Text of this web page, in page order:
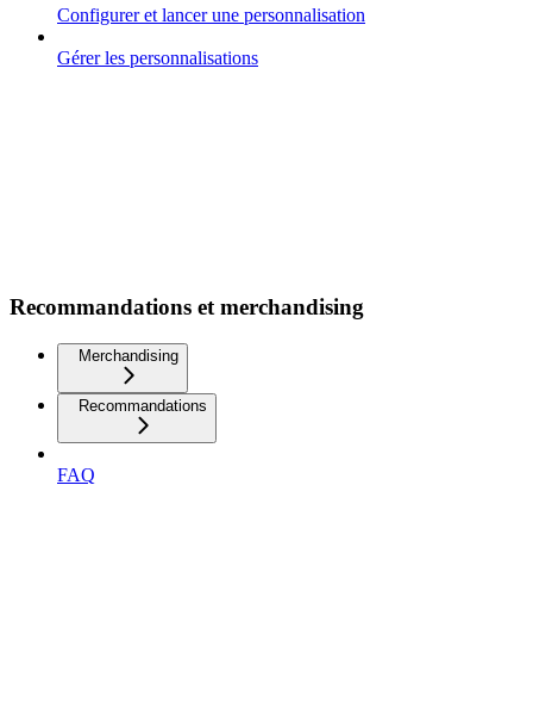
Configurer et lancer une personnalisation
Gérer les personnalisations
Recommandations et merchandising
Merchandising
Recommandations
FAQ